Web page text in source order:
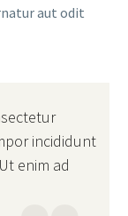
aut odit
incididunt
enim ad